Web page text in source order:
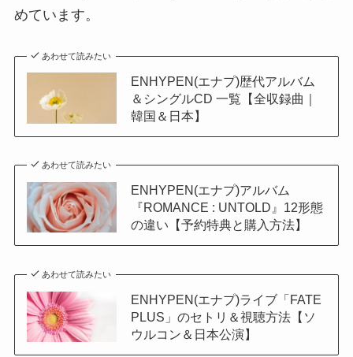
めています。
あわせて読みたい
ENHYPEN(エナプ)歴代アルバム
＆シングルCD 一覧【全収録曲｜
韓国＆日本】
あわせて読みたい
ENHYPEN(エナプ)アルバム
『ROMANCE : UNTOLD』12形態
の違い【予約特典と購入方法】
あわせて読みたい
ENHYPEN(エナプ)ライブ「FATE
PLUS」のセトリ＆視聴方法【ソ
ウルコン＆日本公演】